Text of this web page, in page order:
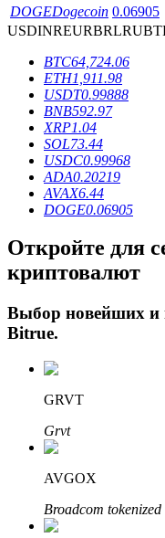
Блокировки BTR
Эксклюзивные
Кредиты
Сервис
DOGEDogecoin 0.06905
USDINREURBRLRUB
BTC64,724.06
ETH1,911.98
USDT0.99888
BNB592.97
XRP1.04
SOL73.44
USDC0.99968
ADA0.20219
AVAX6.44
DOGE0.06905
Откройте для
криптовалют
Выбор новейших и
Bitrue.
GRVT
Grvt
AVGOX
Broadcom